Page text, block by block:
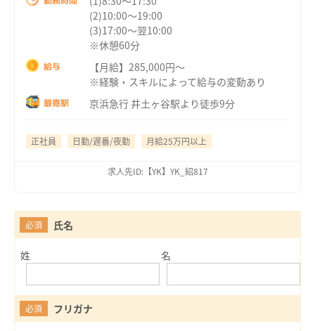
(2)10:00～19:00
(3)17:00～翌10:00
※休憩60分
給与
【月給】285,000円～
※経験・スキルによって給与の変動あり
最寄駅 京浜急行 井土ヶ谷駅より徒歩9分
正社員 日勤/遅番/夜勤 月給25万円以上
求人先ID:【YK】YK_紹817
必須 氏名
姓 名
必須 フリガナ